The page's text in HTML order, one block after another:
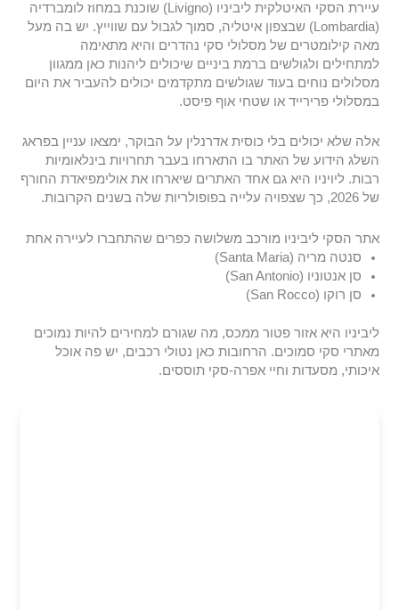
עיירת הסקי האיטלקית ליביניו (Livigno) שוכנת במחוז לומברדיה
(Lombardia) שבצפון איטליה, סמוך לגבול עם שווייץ. יש בה מעל
מאה קילומטרים של מסלולי סקי נהדרים והיא מתאימה
למתחילים ולגולשים ברמת ביניים שיכולים ליהנות כאן ממגוון
מסלולים נוחים בעוד שגולשים מתקדמים יכולים להעביר את היום
במסלולי פרירייד או שטחי אוף פיסט.
אלה שלא יכולים בלי כוסית אדרנלין על הבוקר, ימצאו עניין בפראג
השלג הידוע של האתר בו התארחו בעבר תחרויות בינלאומיות
רבות. ליויניו היא גם אחד האתרים שיארחו את אולימפיאדת החורף
של 2026, כך שצפויה עלייה בפופולריות שלה בשנים הקרובות.
אתר הסקי ליביניו מורכב משלושה כפרים שהתחברו לעיירה אחת
סנטה מריה (Santa Maria)
סן אנטוניו (San Antonio)
סן רוקו (San Rocco)
ליביניו היא אזור פטור ממכס, מה שגורם למחירים להיות נמוכים
מאתרי סקי סמוכים. הרחובות כאן נטולי רכבים, יש פה אוכל
איכותי, מסעדות וחיי אפרה-סקי תוססים.